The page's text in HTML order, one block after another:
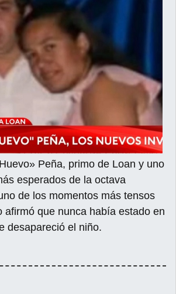
Peña, primo de Loan y uno
esperados de la octava
de los momentos más tensos
afirmó que nunca había estado en
desapareció el niño.